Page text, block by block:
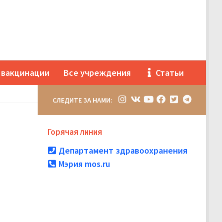
Все учреждения Статьи
СЛЕДИТЕ ЗА НАМИ:
Горячая линия
Департамент здравоохранения
Мэрия mos.ru